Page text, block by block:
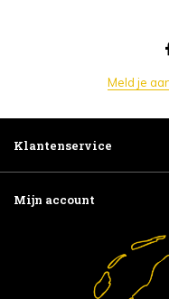
Meld je
Klantenservice
Mijn account